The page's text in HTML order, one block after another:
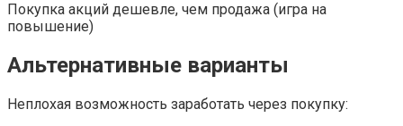
Покупка акций дешевле, чем продажа (игра на
повышение)
Альтернативные варианты
Неплохая возможность заработать через покупку: